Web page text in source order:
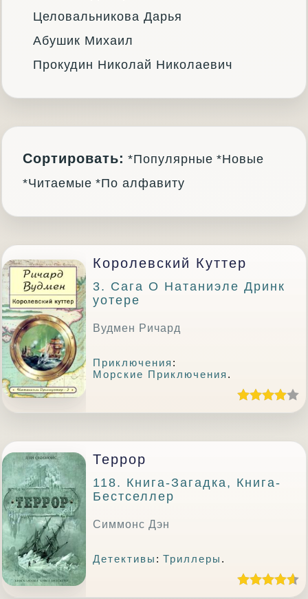
Целовальникова Дарья
Абушик Михаил
Прокудин Николай Николаевич
Сортировать: *Популярные *Новые
*Читаемые *По алфавиту
Королевский Куттер
3. Сага О Натаниэле Дринк
Уотере
Вудмен Ричард
Приключения :
Морские Приключения .
Террор
118. Книга-Загадка, Книга-
Бестселлер
Симмонс Дэн
Детективы :Триллеры .